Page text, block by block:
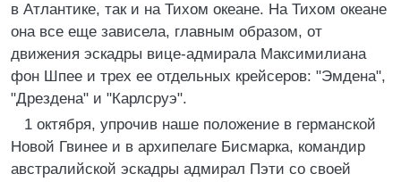
в Атлантике, так и на Тихом океане. На Тихом океане
она все еще зависела, главным образом, от
движения эскадры вице-адмирала Максимилиана
фон Шпее и трех ее отдельных крейсеров: "Эмдена",
"Дрездена" и "Карлсруэ".
1 октября, упрочив наше положение в германской
Новой Гвинее и в архипелаге Бисмарка, командир
австралийской эскадры адмирал Пэти со своей